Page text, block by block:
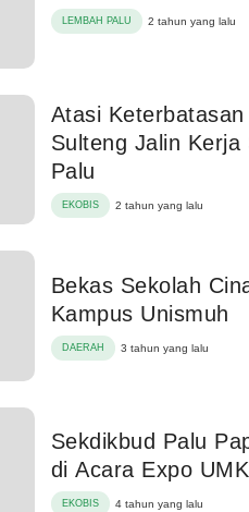
LEMBAH PALU 2 tahun yang lalu
Atasi
Sulteng Jalin Kerja
Palu
EKOBIS 2 tahun yang lalu
Bekas Sekolah
Kampus Unismuh
DAERAH 3 tahun yang lalu
Sekdikbud Palu
di Acara Expo
EKOBIS 4 tahun yang lalu